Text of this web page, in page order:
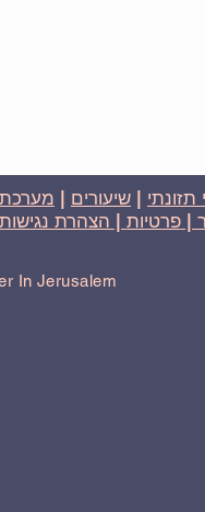
תזונתי שיעורים מערכת
|פרטיות | הצהרת נגישות
In Jerusalem